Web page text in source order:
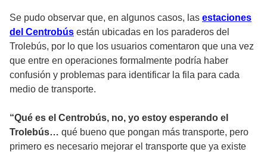
Se pudo observar que, en algunos casos, las estaciones
del Centrobús están ubicadas en los paraderos del
Trolebús, por lo que los usuarios comentaron que una vez
que entre en operaciones formalmente podría haber
confusión y problemas para identificar la fila para cada
medio de transporte.
“Qué es el Centrobús, no, yo estoy esperando el
Trolebús… qué bueno que pongan más transporte, pero
primero es necesario mejorar el transporte que ya existe